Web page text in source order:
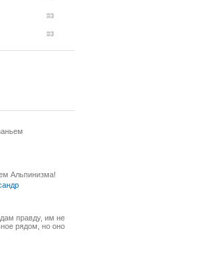
Альпинизма!⁠
правду, им не
рядом, но оно